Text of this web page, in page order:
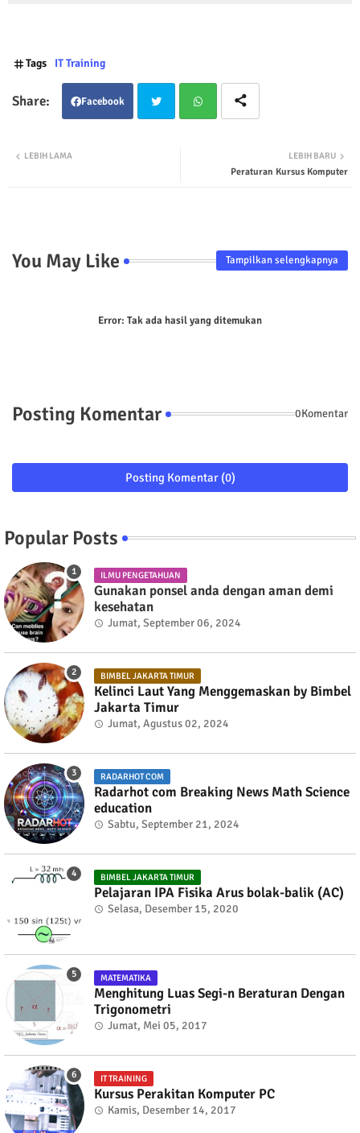
Tags IT Training
Facebook
LEBIH BARU
Peraturan Kursus Komputer
LEBIH LAMA
You May Like Tampilkan selengkapnya
Error: Tak ada hasil yang ditemukan
Posting Komentar 0Komentar
Posting Komentar (0)
Popular Posts
ILMU PENGETAHUAN
Gunakan ponsel anda dengan aman demi
kesehatan
Jumat, September 06, 2024
BIMBEL JAKARTA TIMUR
Kelinci Laut Yang Menggemaskan by Bimbel
Jakarta Timur
Jumat, Agustus 02, 2024
RADARHOT COM
Radarhot com Breaking News Math Science
education
Sabtu, September 21, 2024
BIMBEL JAKARTA TIMUR
Pelajaran IPA Fisika Arus bolak-balik (AC)
Selasa, Desember 15, 2020
MATEMATIKA
Menghitung Luas Segi-n Beraturan Dengan
Trigonometri
Jumat, Mei 05, 2017
IT TRAINING
Kursus Perakitan Komputer PC
Kamis, Desember 14, 2017